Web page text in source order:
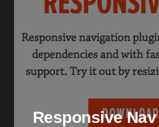
Responsive Nav